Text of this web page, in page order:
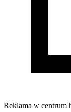
Reklama w centrum